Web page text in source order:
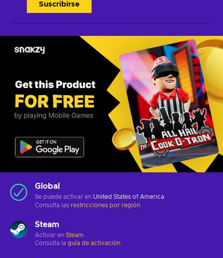
Suscribirse
Global
Se puede activar en United States of America
Consulta las restricciones por región
Steam
Activar en Steam
Consulta la guía de activación